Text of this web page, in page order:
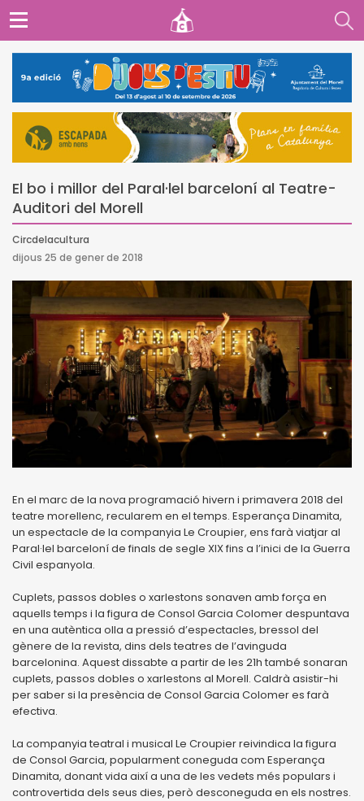
El bo i millor del Paral·lel barceloní al Teatre-
Auditori del Morell
Circdelacultura
dijous 25 de gener de 2018
En el marc de la nova programació hivern i primavera 2018 del
teatre morellenc, recularem en el temps. Esperança Dinamita,
un espectacle de la companyia Le Croupier, ens farà viatjar al
Paral·lel barceloní de finals de segle XIX fins a l’inici de la Guerra
Civil espanyola.
Cuplets, passos dobles o xarlestons sonaven amb força en
aquells temps i la figura de Consol Garcia Colomer despuntava
en una autèntica olla a pressió d’espectacles, bressol del
gènere de la revista, dins dels teatres de l’avinguda
barcelonina. Aquest dissabte a partir de les 21h també sonaran
cuplets, passos dobles o xarlestons al Morell. Caldrà asistir-hi
per saber si la presència de Consol Garcia Colomer es farà
efectiva.
La companyia teatral i musical Le Croupier reivindica la figura
de Consol Garcia, popularment coneguda com Esperança
Dinamita, donant vida així a una de les vedets més populars i
controvertida dels seus dies, però desconeguda en els nostres.